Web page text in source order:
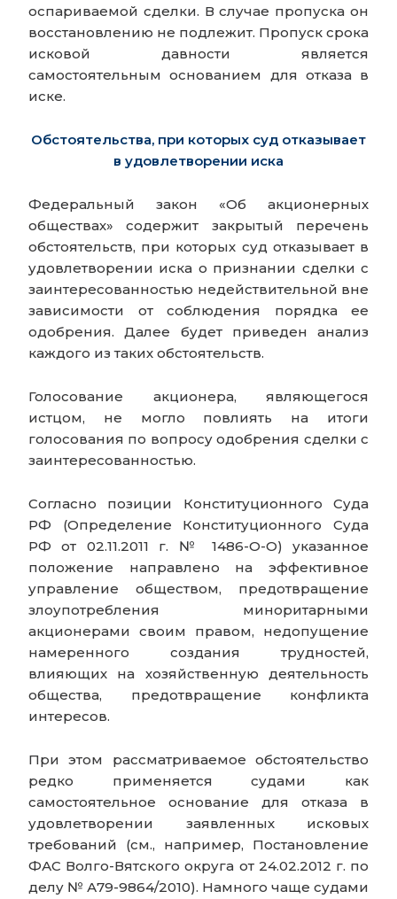
оспариваемой сделки. В случае пропуска он
восстановлению не подлежит. Пропуск срока
исковой давности является
самостоятельным основанием для отказа в
иске.
Обстоятельства, при которых суд отказывает
в удовлетворении иска
Федеральный закон «Об акционерных
обществах» содержит закрытый перечень
обстоятельств, при которых суд отказывает в
удовлетворении иска о признании сделки с
заинтересованностью недействительной вне
зависимости от соблюдения порядка ее
одобрения. Далее будет приведен анализ
каждого из таких обстоятельств.
Голосование акционера, являющегося
истцом, не могло повлиять на итоги
голосования по вопросу одобрения сделки с
заинтересованностью.
Согласно позиции Конституционного Суда
РФ (Определение Конституционного Суда
РФ от 02.11.2011 г. № 1486-О-О) указанное
положение направлено на эффективное
управление обществом, предотвращение
злоупотребления миноритарными
акционерами своим правом, недопущение
намеренного создания трудностей,
влияющих на хозяйственную деятельность
общества, предотвращение конфликта
интересов.
При этом рассматриваемое обстоятельство
редко применяется судами как
самостоятельное основание для отказа в
удовлетворении заявленных исковых
требований (см., например, Постановление
ФАС Волго-Вятского округа от 24.02.2012 г. по
делу № А79-9864/2010). Намного чаще судами